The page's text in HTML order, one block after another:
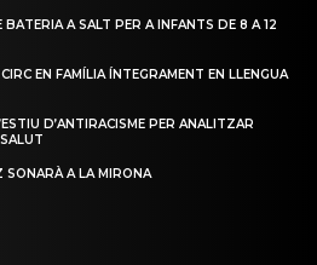
BATERIA A SALT PER A INFANTS DE 8 A 12
EN FAMÍLIA ÍNTEGRAMENT EN LLENGUA
D’ANTIRACISME PER ANALITZAR
SONARÀ A LA MIRONA